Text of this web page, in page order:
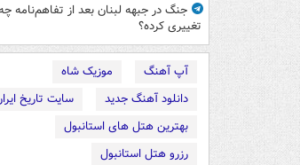
جنگ در جبهه لبنان بعد از تفاهم‌نامه
تغییری کرده؟
آپ آهنگ
موزیک شاه
دانلود آهنگ جدید
سایت تاریخ
بهترین هتل های استانبول
رزرو هتل استانبول